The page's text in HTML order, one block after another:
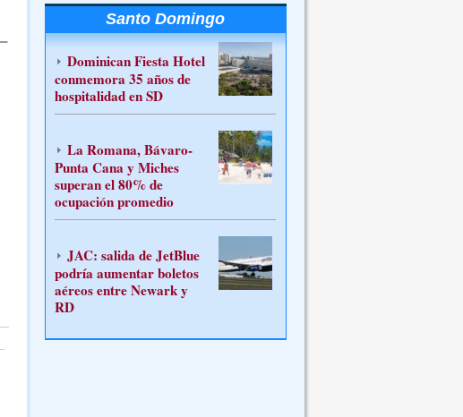
Santo Domingo
Dominican Fiesta Hotel
conmemora 35 años de
hospitalidad en SD
La Romana, Bávaro-
Punta Cana y Miches
superan el 80% de
ocupación promedio
JAC: salida de JetBlue
podría aumentar boletos
aéreos entre Newark y
RD